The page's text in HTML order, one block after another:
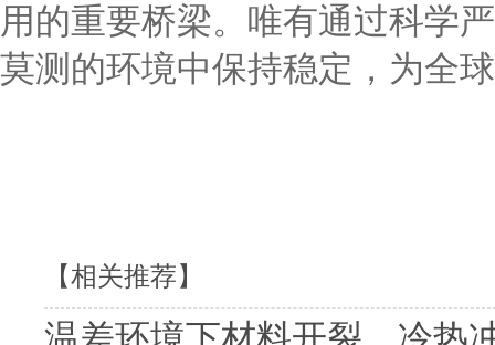
用的重要桥梁。唯有通过科学
莫测的环境中保持稳定，为全
【相关推荐】